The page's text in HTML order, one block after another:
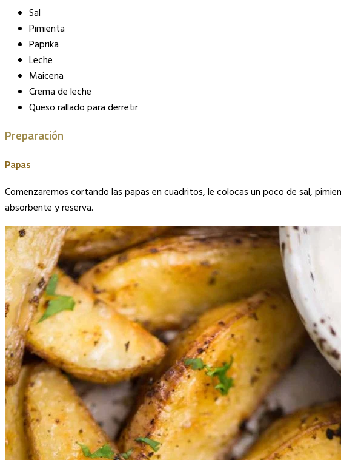
Sal
Pimienta
Paprika
Leche
Maicena
Crema de leche
Queso rallado para derretir
Preparación
Papas
Comenzaremos cortando las papas en cuadritos, le colocas un poco de sal,
absorbente y reserva.